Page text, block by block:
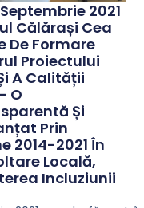
2021
Călărași Cea
De Formare
Proiectului
A Calității
O
Și
Prin
2014-2021 În
Locală,
Incluziunii